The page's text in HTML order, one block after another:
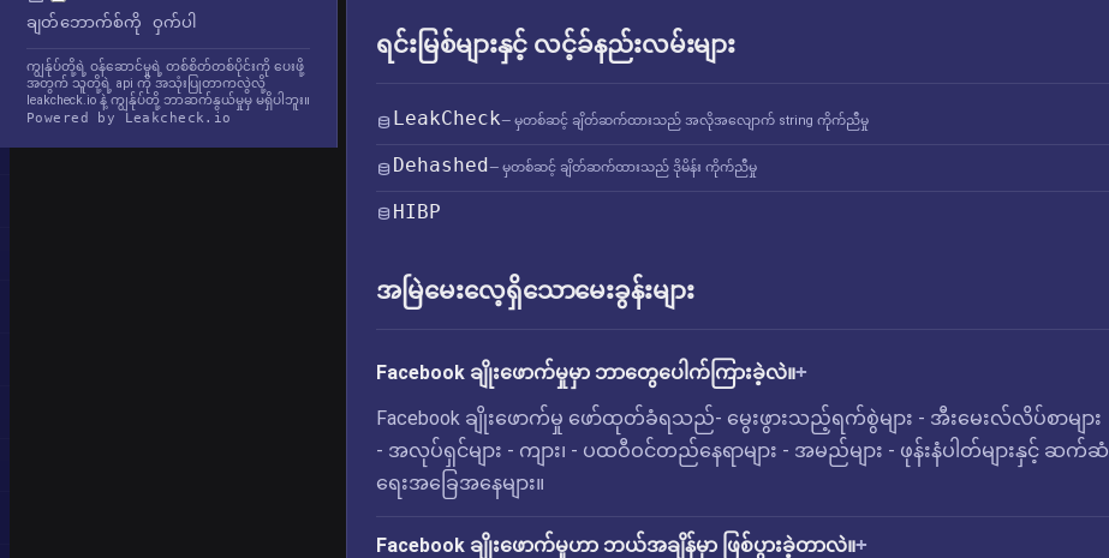
ချတ်ဘောက်စ်ကို ဝှက်ပါ
ကျွန်ုပ်တို့ရဲ့ ဝန်ဆောင်မှုရဲ့ တစ်စိတ်တစ်ပိုင်းကို ပေးဖို့
အတွက် သူတို့ရဲ့ api ကို အသုံးပြုတာကလွဲလို့
leakcheck.io နဲ့ ကျွန်ုပ်တို့ ဘာဆက်နွယ်မှုမှ မရှိပါဘူး။
Powered by Leakcheck.io
ရင်းမြစ်များနှင့် လင့်ခ်နည်းလမ်းများ
LeakCheck— မှတစ်ဆင့် ချိတ်ဆက်ထားသည် အလိုအလျောက် string ကိုက်ညီမှု
Dehashed— မှတစ်ဆင့် ချိတ်ဆက်ထားသည် ဒိုမိန်း ကိုက်ညီမှု
HIBP
အမြဲမေးလေ့ရှိသောမေးခွန်းများ
Facebook ချိုးဖောက်မှုမှာ ဘာတွေပေါက်ကြားခဲ့လဲ။
Facebook ချိုးဖောက်မှု ဖော်ထုတ်ခံရသည်- မွေးဖွားသည့်ရက်စွဲများ - အီးမေးလ်လိပ်စာများ
- အလုပ်ရှင်များ - ကျား၊ - ပထဝီဝင်တည်နေရာများ - အမည်များ - ဖုန်းနံပါတ်များနှင့် ဆက်ဆံ
ရေးအခြေအနေများ။
Facebook ချိုးဖောက်မှုဟာ ဘယ်အချိန်မှာ ဖြစ်ပွားခဲ့တာလဲ။